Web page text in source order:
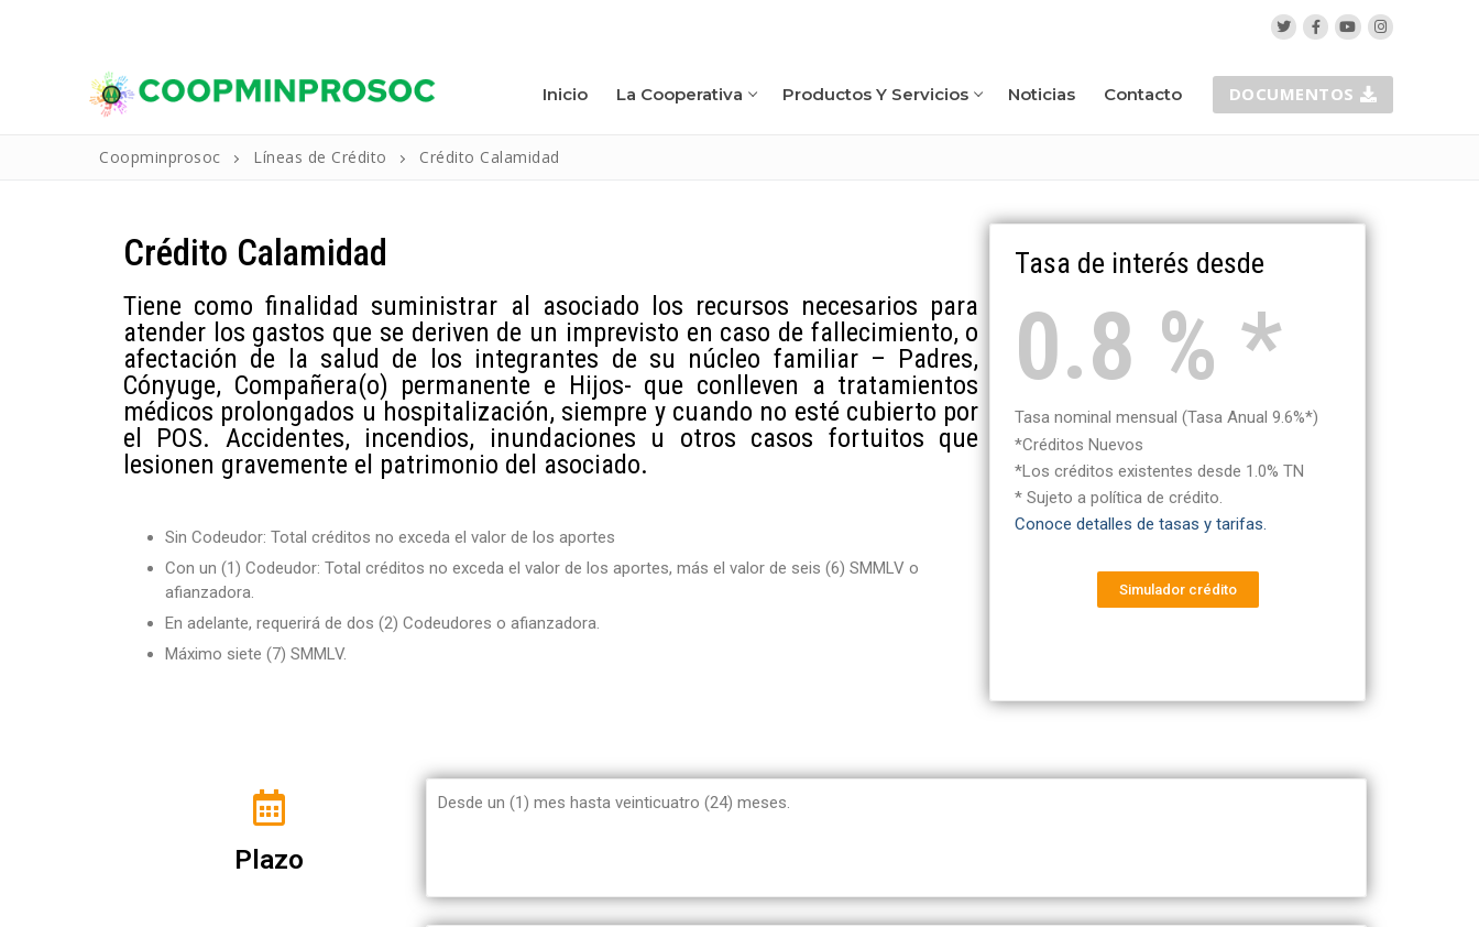
Inicio La Cooperativa Productos Y Servicios Noticias Contacto DOCUMENTOS
Inicio
La Cooperativa
Reseña Historica
Estatutos y Reglamentos
Productos Y Servicios
Coopminprosoc Líneas de Crédito Crédito Calamidad
Crédito Calamidad
Tiene como finalidad suministrar al asociado los recursos necesarios para
atender los gastos que se deriven de un imprevisto en caso de fallecimiento, o
afectación de la salud de los integrantes de su núcleo familiar – Padres,
Cónyuge, Compañera(o) permanente e Hijos- que conlleven a tratamientos
médicos prolongados u hospitalización, siempre y cuando no esté cubierto por
el POS. Accidentes, incendios, inundaciones u otros casos fortuitos que
lesionen gravemente el patrimonio del asociado.
Sin Codeudor: Total créditos no exceda el valor de los aportes
Con un (1) Codeudor: Total créditos no exceda el valor de los aportes, más el valor de seis (6) SMMLV o
afianzadora.
En adelante, requerirá de dos (2) Codeudores o afianzadora.
Máximo siete (7) SMMLV.
Tasa de interés desde
0.8 % *
Tasa nominal mensual (Tasa Anual 9.6%*)
*Créditos Nuevos
*Los créditos existentes desde 1.0% TN
* Sujeto a política de crédito.
Conoce detalles de tasas y tarifas.
Simulador crédito
Plazo
Desde un (1) mes hasta veinticuatro (24) meses.